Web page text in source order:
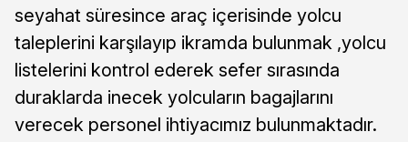
seyahat süresince araç içerisinde yolcu
taleplerini karşılayıp ikramda bulunmak ,yolcu
listelerini kontrol ederek sefer sırasında
duraklarda inecek yolcuların bagajlarını
verecek personel ihtiyacımız bulunmaktadır.